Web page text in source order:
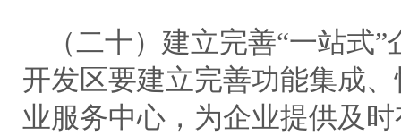
（二十）建立完善“一站式
开发区要建立完善功能集成
业服务中心，为企业提供及